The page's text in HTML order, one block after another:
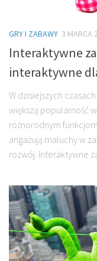
GRY I ZABAWY 3 MARCA
Interaktywne
interaktywne
W dzisiejszych
większą popularność
różnorodnym
angażują maluchy w
rozwój. Interaktywne